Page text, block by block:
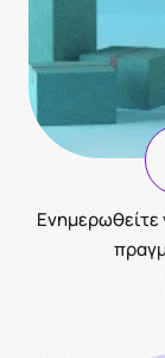
Ενημερωθείτε